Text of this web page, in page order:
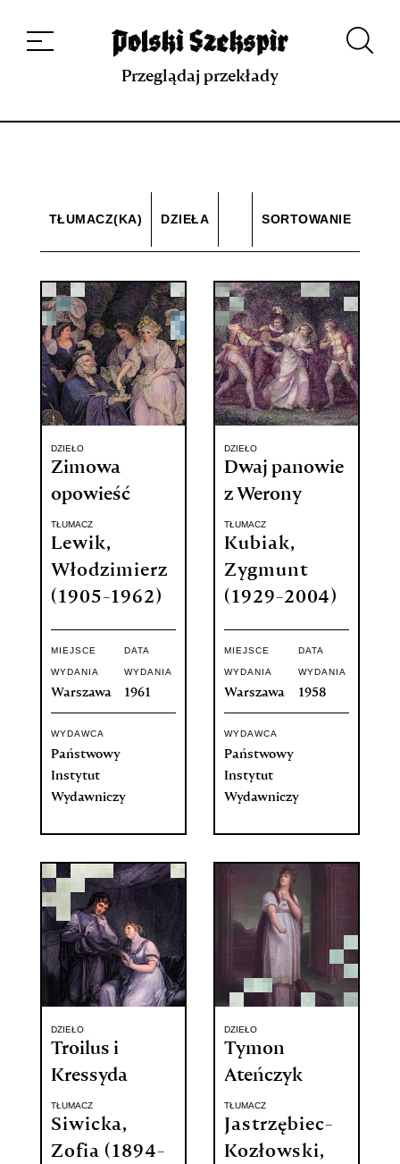
projekcie
Kontakt Indeks strony Aplikacja
Repozytorium XIX w.
Przeglądaj przekłady
TŁUMACZ(KA) DZIEŁA SORTOWANIE
DZIEŁO
Zimowa
opowieść
TŁUMACZ
Lewik,
Włodzimierz
(1905-1962)
MIEJSCE
WYDANIA
Warszawa
DATA
WYDANIA
1961
WYDAWCA
Państwowy
Instytut
Wydawniczy
DZIEŁO
Dwaj panowie
z Werony
TŁUMACZ
Kubiak,
Zygmunt
(1929-2004)
MIEJSCE
WYDANIA
Warszawa
DATA
WYDANIA
1958
WYDAWCA
Państwowy
Instytut
Wydawniczy
DZIEŁO
Troilus i
Kressyda
TŁUMACZ
Siwicka,
Zofia (1894-
DZIEŁO
Tymon
Ateńczyk
TŁUMACZ
Jastrzębiec-
Kozłowski,